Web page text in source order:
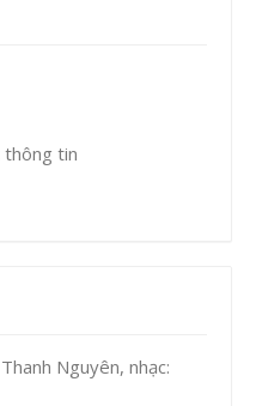
thông tin
Nguyên, nhạc: